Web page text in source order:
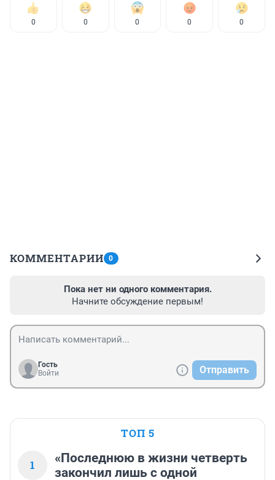
0 0 0 0 0
КОММЕНТАРИИ 0
Пока нет ни одного комментария.
Начните обсуждение первым!
Гость
Войти
Отправить
ТОП 5
1
«Последнюю в жизни четверть
закончил лишь с одной